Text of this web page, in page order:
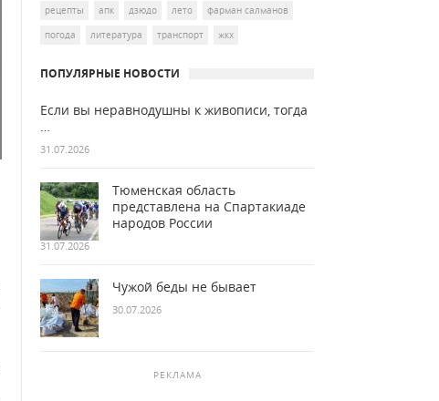
рецепты
апк дзюдо лето
фарман салманов
погода
литература транспорт жкх
ПОПУЛЯРНЫЕ НОВОСТИ
Если вы неравнодушны к живописи, тогда
…
31.07.2026
Тюменская область
представлена на Спартакиаде
народов России
31.07.2026
Чужой беды не бывает
30.07.2026
РЕКЛАМА